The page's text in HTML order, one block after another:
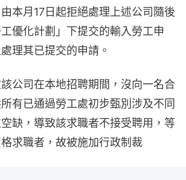
本月17日起拒絕處理上述公司隨後
優化計劃」下提交的輸入勞工申
理其已提交的申請。
公司在本地招聘期間，沒向一名合
有已通過勞工處初步甄別涉及不同
缺，導致該求職者不接受聘用，等
求職者，故被施加行政制裁